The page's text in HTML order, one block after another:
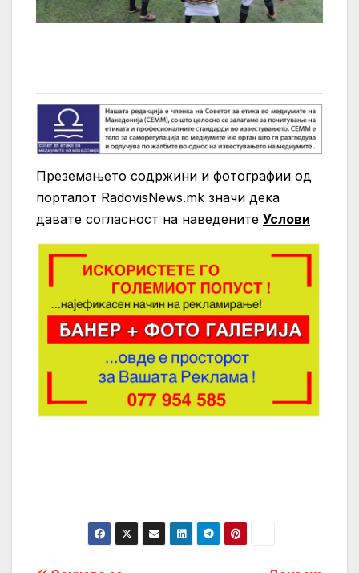
Преземањето содржини и фотографии од
порталот RadovisNews.mk значи дека
давате согласност на нaведените Услови